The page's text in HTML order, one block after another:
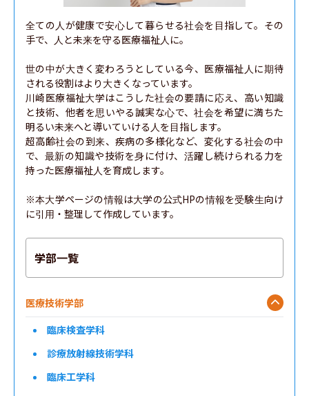
全ての人が健康で安心して暮らせる社会を目指して。その
手で、人と未来を守る医療福祉人に。
世の中が大きく変わろうとしている今、医療福祉人に期待
される役割はより大きくなっています。
川崎医療福祉大学はこうした社会の要請に応え、高い知識
と技術、他者を思いやる誠実な心で、社会を希望に満ちた
明るい未来へと導いていける人を目指します。
超高齢社会の到来、疾病の多様化など、変化する社会の中
で、最新の知識や技術を身に付け、活躍し続けられる力を
持った医療福祉人を育成します。
※本大学ページの情報は大学の公式HPの情報を受験生向け
に引用・整理して作成しています。
学部一覧
医療技術学部
臨床検査学科
診療放射線技術学科
臨床工学科